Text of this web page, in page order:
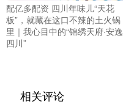
配亿多配资 四川年味儿“天花
板”，就藏在这口不辣的土火锅
里｜我心目中的“锦绣天府·安逸
四川”
相关评论